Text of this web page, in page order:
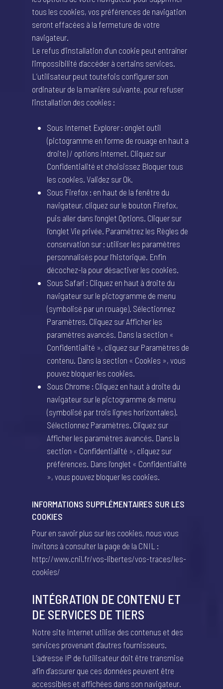
tous les cookies, vos préférences de navigation
seront effacées à la fermeture de votre
navigateur.
Le refus d’installation d’un cookie peut entraîner
l’impossibilité d’accéder à certains services.
L’utilisateur peut toutefois configurer son
ordinateur de la manière suivante, pour refuser
l’installation des cookies :
Sous Internet Explorer : onglet outil
(pictogramme en forme de rouage en haut a
droite) / options internet. Cliquez sur
Confidentialité et choisissez Bloquer tous
les cookies. Validez sur Ok.
Sous Firefox : en haut de la fenêtre du
navigateur, cliquez sur le bouton Firefox,
puis aller dans l’onglet Options. Cliquer sur
l’onglet Vie privée. Paramétrez les Règles de
conservation sur : utiliser les paramètres
personnalisés pour l’historique. Enfin
décochez-la pour désactiver les cookies.
Sous Safari : Cliquez en haut à droite du
navigateur sur le pictogramme de menu
(symbolisé par un rouage). Sélectionnez
Paramètres. Cliquez sur Afficher les
paramètres avancés. Dans la section «
Confidentialité », cliquez sur Paramètres de
contenu. Dans la section « Cookies », vous
pouvez bloquer les cookies.
Sous Chrome : Cliquez en haut à droite du
navigateur sur le pictogramme de menu
(symbolisé par trois lignes horizontales).
Sélectionnez Paramètres. Cliquez sur
Afficher les paramètres avancés. Dans la
section « Confidentialité », cliquez sur
préférences. Dans l’onglet « Confidentialité
», vous pouvez bloquer les cookies.
INFORMATIONS SUPPLÉMENTAIRES SUR LES
COOKIES
Pour en savoir plus sur les cookies, nous vous
invitons à consulter la page de la CNIL :
http://www.cnil.fr/vos-libertes/vos-traces/les-
cookies/
INTÉGRATION DE CONTENU ET
DE SERVICES DE TIERS
Notre site Internet utilise des contenus et des
services provenant d’autres fournisseurs.
L’adresse IP de l’utilisateur doit être transmise
afin d’assurer que ces données peuvent être
accessibles et affichées dans son navigateur.